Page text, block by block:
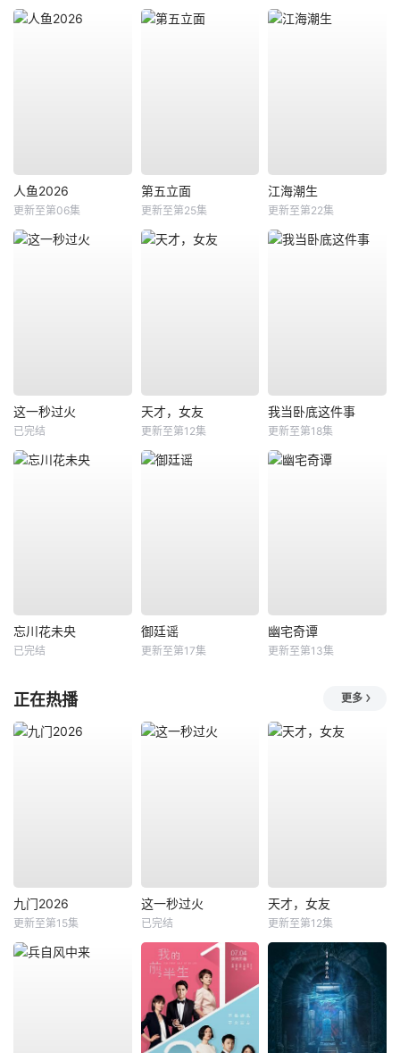
人鱼2026
更新至第06集
第五立面
更新至第25集
江海潮生
更新至第22集
这一秒过火
已完结
天才，女友
更新至第12集
我当卧底这件事
更新至第18集
忘川花未央
已完结
御廷谣
更新至第17集
幽宅奇谭
更新至第13集
正在热播 更多
九门2026
更新至第15集
这一秒过火
已完结
天才，女友
更新至第12集